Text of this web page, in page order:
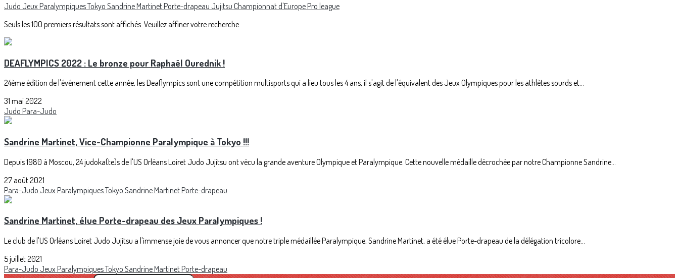
Judo Jeux ParalympiquesTokyo Sandrine MartinetPorte-drapeau Jujitsu Championnat d'EuropePro league
Seuls les 100 premiers résultats sont affichés. Veuillez affiner votre recherche.
DEAFLYMPICS 2022 : Le bronze pour Raphaël Ourednik !
24ème édition de l'événement cette année, les Deaflympics sont une compétition multisports qui a lieu tous les 4 ans, il s'agit de l'équivalent des Jeux Olympiques pour les athlètes sourds et...
31 mai 2022
Judo Para-Judo
Sandrine Martinet, Vice-Championne Paralympique à Tokyo !!!
Depuis 1980 à Moscou, 24 judoka(te)s de l'US Orléans Loiret Judo Jujitsu ont vécu la grande aventure Olympique et Paralympique. Cette nouvelle médaille décrochée par notre Championne Sandrine...
27 août 2021
Para-Judo Jeux ParalympiquesTokyo Sandrine MartinetPorte-drapeau
Sandrine Martinet, élue Porte-drapeau des Jeux Paralympiques !
Le club de l'US Orléans Loiret Judo Jujitsu a l'immense joie de vous annoncer que notre triple médaillée Paralympique, Sandrine Martinet, a été élue Porte-drapeau de la délégation tricolore...
5 juillet 2021
Para-Judo Jeux ParalympiquesTokyo Sandrine MartinetPorte-drapeau